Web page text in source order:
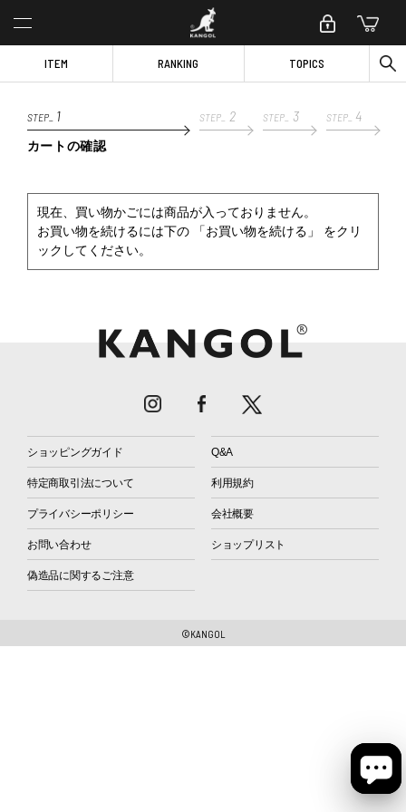
ITEM RANKING TOPICS
STEP_ 1
カートの確認
STEP_ 2 STEP_ 3 STEP_ 4
現在、買い物かごには商品が入っておりません。
お買い物を続けるには下の 「お買い物を続ける」 をクリ
ックしてください。
ショッピングガイド Q&A
特定商取引法について 利用規約
プライバシーポリシー 会社概要
お問い合わせ ショップリスト
偽造品に関するご注意
©KANGOL